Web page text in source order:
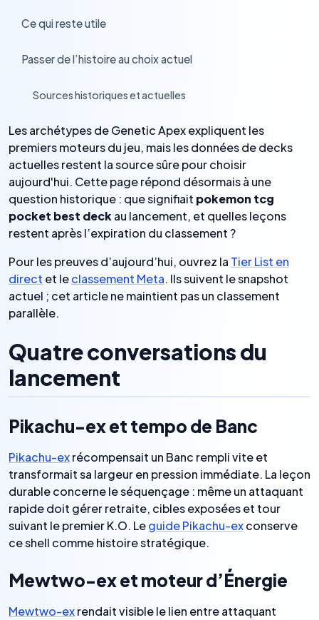
Ce qui reste utile
Passer de l’histoire au choix actuel
Sources historiques et actuelles
Les archétypes de Genetic Apex expliquent les
premiers moteurs du jeu, mais les données de decks
actuelles restent la source sûre pour choisir
aujourd'hui. Cette page répond désormais à une
question historique : que signifiait pokemon tcg
pocket best deck au lancement, et quelles leçons
restent après l’expiration du classement ?
Pour les preuves d’aujourd’hui, ouvrez la Tier List en
direct et leclassement Meta. Ils suivent le snapshot
actuel ; cet article ne maintient pas un classement
parallèle.
Quatre conversations du
lancement
Pikachu-ex et tempo de Banc
Pikachu-exrécompensait un Banc rempli vite et
transformait sa largeur en pression immédiate. La leçon
durable concerne le séquençage : même un attaquant
rapide doit gérer retraite, cibles exposées et tour
suivant le premier K.O. Leguide Pikachu-exconserve
ce shell comme histoire stratégique.
Mewtwo-ex et moteur d’Énergie
Mewtwo-exrendait visible le lien entre attaquant